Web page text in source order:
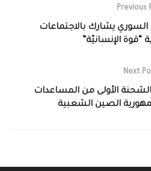
Previous
السوري يشارك بالاجتماعات
“قوة الإنسانيّة”
Next
الشحنة الأولى من المساعدات
الصين الشعبية